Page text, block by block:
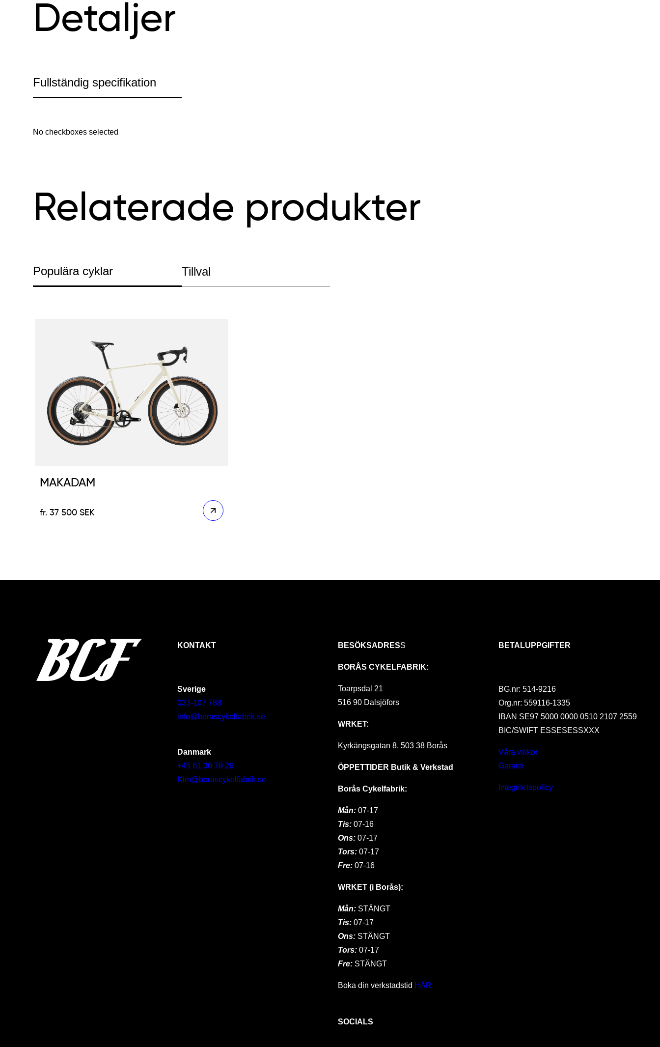
Detaljer
Fullständig specifikation
No checkboxes selected
Relaterade produkter
Populära cyklar Tillval
MAKADAM
37 500SEK
KONTAKT
Sverige
033-107 788
info@borascykelfabrik.se
Danmark
+45 61 30 79 26
Kim@borascykelfabrik.se
BESÖKSADRESS
BORÅS CYKELFABRIK:
Toarpsdal 21
516 90 Dalsjöfors
WRKET:
Kyrkängsgatan 8, 503 38 Borås
ÖPPETTIDER Butik & Verkstad
Borås Cykelfabrik:
Mån: 07-17
Tis: 07-16
Ons:07-17
Tors: 07-17
Fre: 07-16
WRKET (i Borås):
Mån: STÄNGT
Tis: 07-17
Ons:STÄNGT
Tors: 07-17
Fre: STÄNGT
Boka din verkstadstid HÄR
SOCIALS
BETALUPPGIFTER
BG.nr: 514-9216
Org.nr: 559116-1335
IBAN SE97 5000 0000 0510 2107 2559
BIC/SWIFT ESSESESSXXX
Våra villkor
Garanti
Integritetspolicy